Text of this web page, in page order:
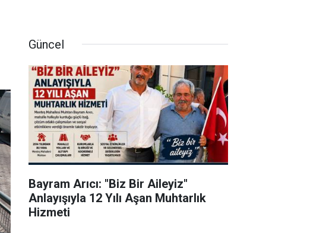
Güncel
Bayram Arıcı: "Biz Bir Aileyiz"
Anlayışıyla 12 Yılı Aşan Muhtarlık
Hizmeti